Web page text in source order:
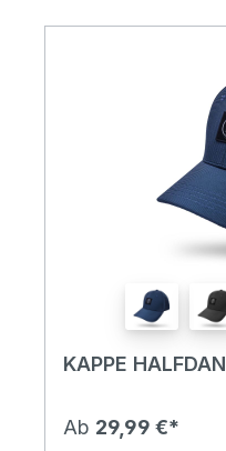
KAPPE HALFDAN
Ab 29,99 €*